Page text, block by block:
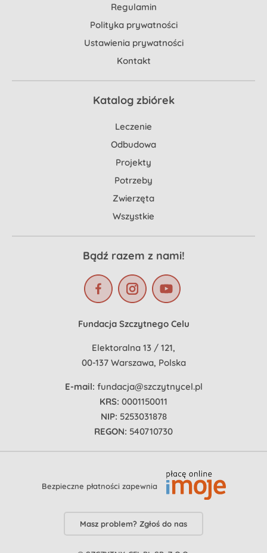
Regulamin
Polityka prywatności
Ustawienia prywatności
Kontakt
Katalog zbiórek
Leczenie
Odbudowa
Projekty
Potrzeby
Zwierzęta
Wszystkie
Bądź razem z nami!
Fundacja Szczytnego Celu
Elektoralna 13 / 121,
00-137 Warszawa, Polska
E-mail: fundacja@szczytnycel.pl
KRS: 0001150011
NIP: 5253031878
REGON: 540710730
Bezpieczne płatności zapewnia
Masz problem? Zgłoś do nas